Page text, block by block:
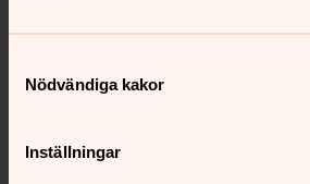
Nödvändiga kakor
Inställningar
Hitta snabbt
Sociala kanaler